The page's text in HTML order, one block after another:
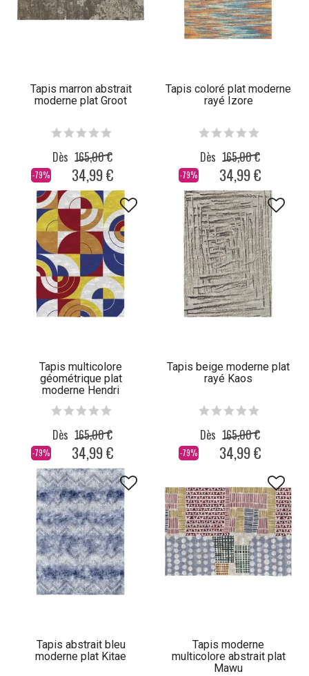
Tapis marron abstrait
moderne plat Groot
-79%
Dès 165,00 €
34,99 €
Tapis coloré plat moderne
rayé Izore
-79%
Dès 165,00 €
34,99 €
Tapis multicolore
géométrique plat
moderne Hendri
-79%
Dès 165,00 €
34,99 €
Tapis beige moderne plat
rayé Kaos
-79%
Dès 165,00 €
34,99 €
Tapis abstrait bleu
moderne plat Kitae
Tapis moderne
multicolore abstrait plat
Mawu